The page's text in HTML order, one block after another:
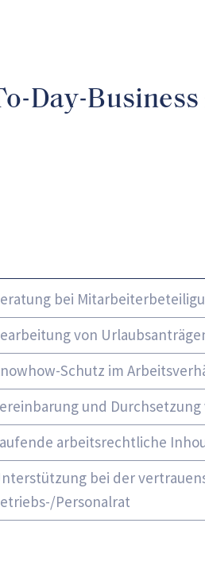
Day-Business
bei
von
Schutz im
und
arbeitsrechtliche
bei der
Personalrat